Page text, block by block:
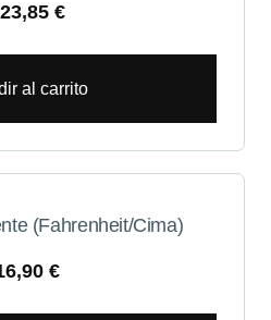
€
al carrito
(Fahrenheit/Cima)
€